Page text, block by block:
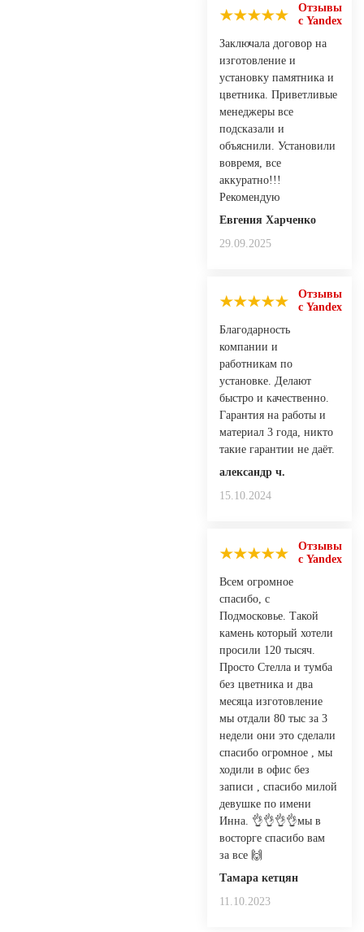
Отзывы
с Yandex
Заключала договор на
изготовление и
установку памятника и
цветника. Приветливые
менеджеры все
подсказали и
объяснили. Установили
вовремя, все
аккуратно!!!
Рекомендую
Евгения Харченко
29.09.2025
Отзывы
с Yandex
Благодарность
компании и
работникам по
установке. Делают
быстро и качественно.
Гарантия на работы и
материал 3 года, никто
такие гарантии не даёт.
александр ч.
15.10.2024
Отзывы
с Yandex
Всем огромное
спасибо, с
Подмосковье. Такой
камень который хотели
просили 120 тысяч.
Просто Стелла и тумба
без цветника и два
месяца изготовление
мы отдали 80 тыс за 3
недели они это сделали
спасибо огромное , мы
ходили в офис без
записи , спасибо милой
девушке по имени
Инна. 👌👌👌👌мы в
восторге спасибо вам
за все 🙌
Тамара кетцян
11.10.2023